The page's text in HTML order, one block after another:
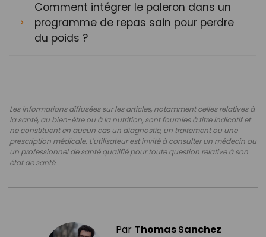
Comment intégrer le paleron dans un
programme de repas sain pour perdre
du poids ?
Les informations diffusées sur les articles, notamment celles relatives à
la santé, au bien-être ou à la nutrition, sont fournies à titre indicatif et
ne constituent en aucun cas un diagnostic, un traitement ou une
prescription médicale. L'utilisateur est invité à consulter un médecin ou
un professionnel de santé qualifié pour toute question relative à son
état de santé.
Par Thomas Sanchez